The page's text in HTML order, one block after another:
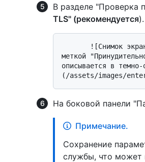
В разделе "Проверка
TLS" (рекомендуется).
меткой
описывается в
На боковой панели
Примечание.
Сохранение
службы, что может